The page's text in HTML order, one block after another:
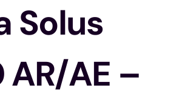
Solus
AE –